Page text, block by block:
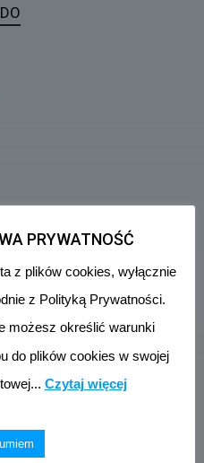
Gdańsk
PRYWATNOŚĆ
z plików cookies, wyłącznie
z Polityką Prywatności.
możesz określić warunki
do plików cookies w swojej
Czytaj więcej